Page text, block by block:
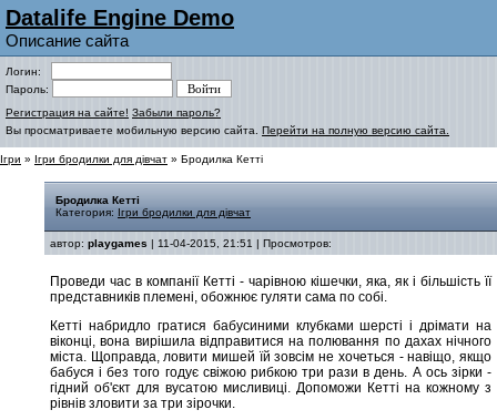
Datalife Engine Demo
Описание сайта
Логин:
Пароль:
Регистрация на сайте! Забыли пароль?
Вы просматриваете мобильную версию сайта. Перейти на полную версию сайта.
Ігри » Ігри бродилки для дівчат » Бродилка Кетті
Бродилка Кетті
Категория: Ігри бродилки для дівчат
автор: playgames | 11-04-2015, 21:51 | Просмотров:
Проведи час в компанії Кетті - чарівною кішечки, яка, як і більшість її
представників племені, обожнює гуляти сама по собі.
Кетті набридло гратися бабусиними клубками шерсті і дрімати на
віконці, вона вирішила відправитися на полювання по дахах нічного
міста. Щоправда, ловити мишей їй зовсім не хочеться - навіщо, якщо
бабуся і без того годує свіжою рибкою три рази в день. А ось зірки -
гідний об'єкт для вусатою мисливиці. Допоможи Кетті на кожному з
рівнів зловити за три зірочки.